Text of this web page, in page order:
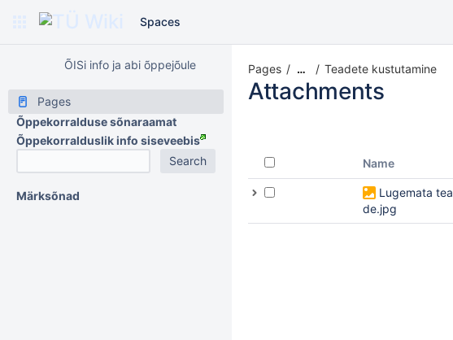
Spaces
ÕISi info ja abi õppejõule
Pages
Õppekorralduse sõnaraamat
Õppekorralduslik info siseveebis
Märksõnad
Pages … Teadete kustutamine
Attachments
Name
Lugemata tea
de.jpg